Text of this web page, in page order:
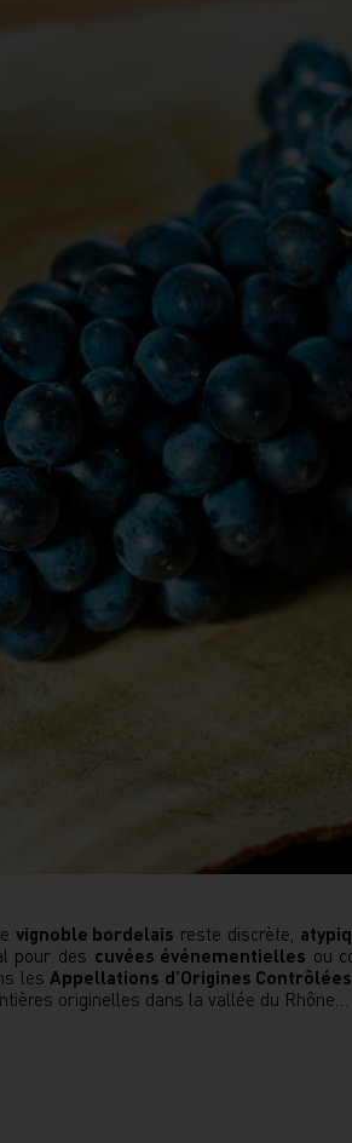
vignoble bordelais reste discrète,
pour des cuvées événementielles ou
lesAppellations d’Origines Contrôlées
originelles dans la vallée du Rhône…